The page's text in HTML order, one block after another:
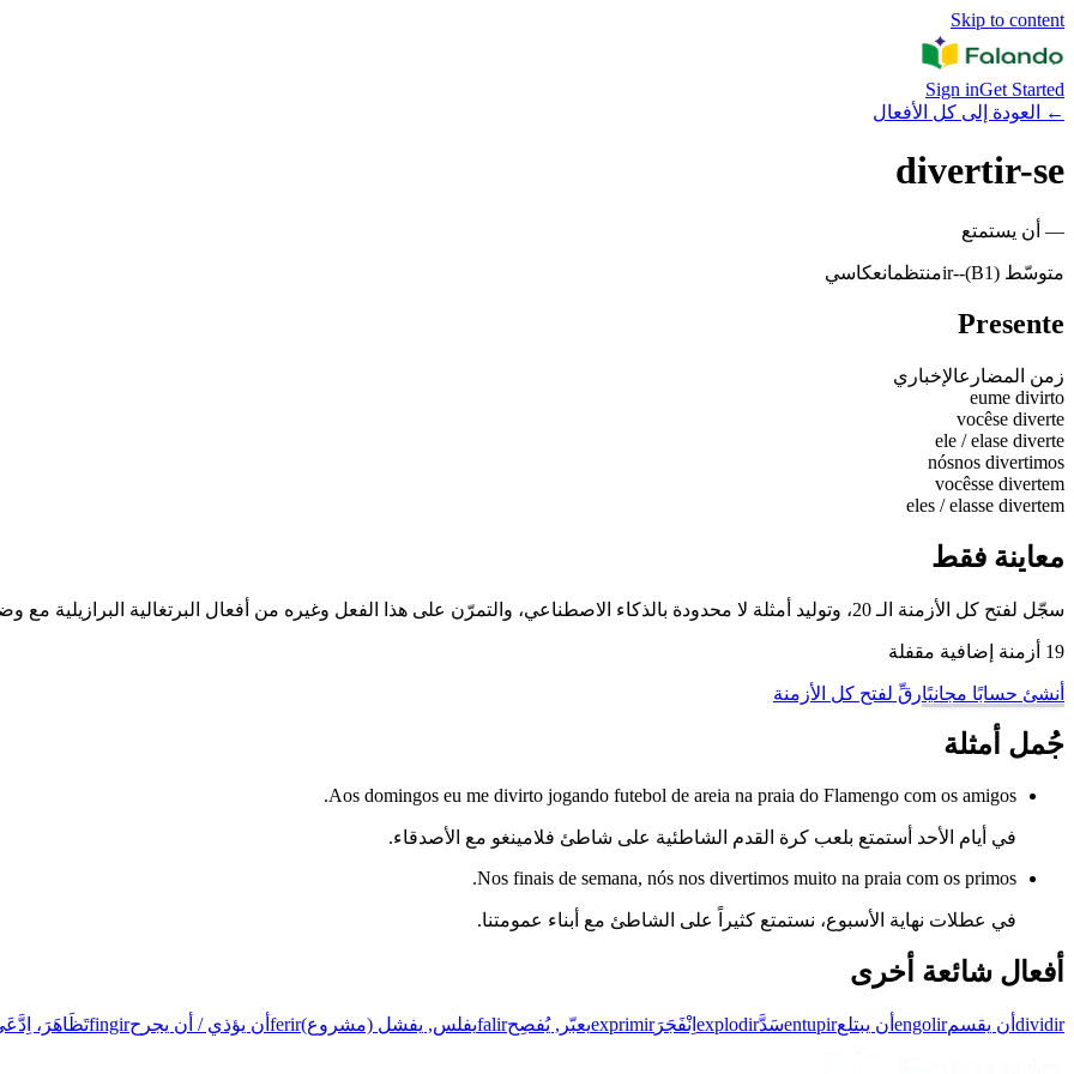
Skip to content
Sign inGet Started
←
العودة إلى كل الأفعال
divertir-se
— أن يستمتع
متوسّط (B1) -
-ir منتظمانعكاسي
Presente
زمن المضارعالإخباري
eume divirto
vocêse diverte
ele / elase diverte
nósnos divertimos
vocêsse divertem
eles / elasse divertem
معاينة فقط
سجّل لفتح كل الأزمنة الـ 20، وتوليد أمثلة لا محدودة بالذكاء الاصطناعي، والتمرّن على هذا الفعل وغيره من أفعال البرتغالية البرازيلية مع وضع تدريب تصريف الأفعال لدينا.
19 أزمنة إضافية مقفلة
أنشئ حسابًا مجانيًارقِّ لفتح كل الأزمنة
جُمل أمثلة
Aos domingos eu me divirto jogando futebol de areia na praia do Flamengo com os amigos.
في أيام الأحد أستمتع بلعب كرة القدم الشاطئية على شاطئ فلامينغو مع الأصدقاء.
Nos finais de semana, nós nos divertimos muito na praia com os primos.
في عطلات نهاية الأسبوع، نستمتع كثيراً على الشاطئ مع أبناء عمومتنا.
أفعال شائعة أخرى
dividir أن يقسمengolir أن يبتلعentupirسَدَّexplodir اِنْفَجَرَexprimirيعبّر, يُفصِحfalirيفلس, يفشل (مشروع)ferir أن يؤذي / أن يجرحfingirتَظَاهَرَ،